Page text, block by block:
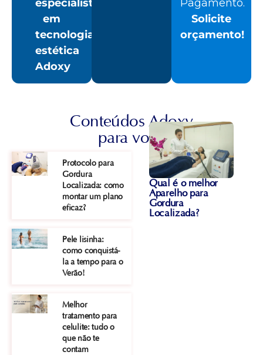
especialista
em
tecnologia
estética
Adoxy
Pagamento.
Solicite
orçamento!
Conteúdos Adoxy
para você
Protocolo para
Gordura
Localizada: como
montar um plano
eficaz?
Pele lisinha:
como conquistá-
la a tempo para o
Verão!
Melhor
tratamento para
celulite: tudo o
que não te
contam
Qual é o melhor
Aparelho para
Gordura
Localizada?